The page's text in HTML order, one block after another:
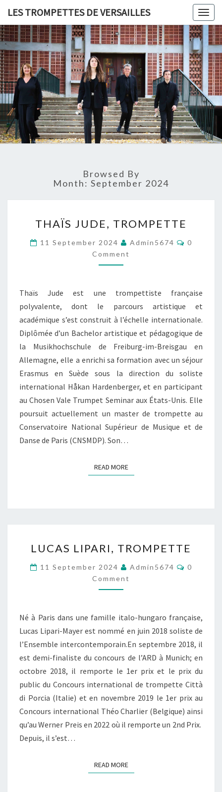
LES TROMPETTES DE VERSAILLES
LES
DE
Browsed By
Month: September 2024
H
Ï
S
J
D
T
R
O
M
T
T
E
THAÏS JUDE, TROMPETTE
11 September 2024 Admin5674
C
O
S
0
Comment
Thaïs Jude est une trompettiste française
polyvalente, dont le parcours artistique et
académique s’est construit à l’échelle internationale.
Diplômée d’un Bachelor artistique et pédagogique de
la Musikhochschule de Freiburg-im-Breisgau en
Allemagne, elle a enrichi sa formation avec un séjour
Erasmus en Suède sous la direction du soliste
international Håkan Hardenberger, et en participant
au Chosen Vale Trumpet Seminar aux États-Unis. Elle
poursuit actuellement un master de trompette au
Conservatoire National Supérieur de Musique et de
Danse de Paris (CNSMDP). Son…
READ MOREREAD MORE
U
A
S
L
P
R
I
,
T
R
M
P
E
LUCAS LIPARI, TROMPETTE
11 September 2024 Admin5674
C
O
S
0
Comment
Né à Paris dans une famille italo-hungaro française,
Lucas Lipari-Mayer est nommé en juin 2018 soliste de
l’Ensemble intercontemporain.En septembre 2018, il
est demi-finaliste du concours de l’ARD à Munich; en
octobre 2018, il remporte le 1er prix et le prix du
public du Concours international de trompette Città
di Porcia (Italie) et en novembre 2019 le 1er prix au
Concours international Théo Charlier (Belgique) ainsi
qu’au Werner Preis en 2022 où il remporte un 2nd Prix.
Depuis, il s’est…
READ MOREREAD MORE